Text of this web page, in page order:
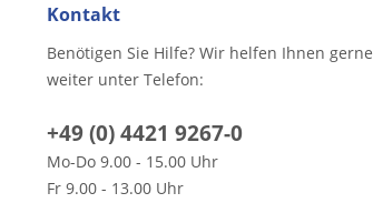
Kontakt
Benötigen Sie Hilfe? Wir helfen Ihnen gerne
weiter unter Telefon:
+49 (0) 4421 9267-0
Mo-Do 9.00 - 15.00 Uhr
Fr 9.00 - 13.00 Uhr